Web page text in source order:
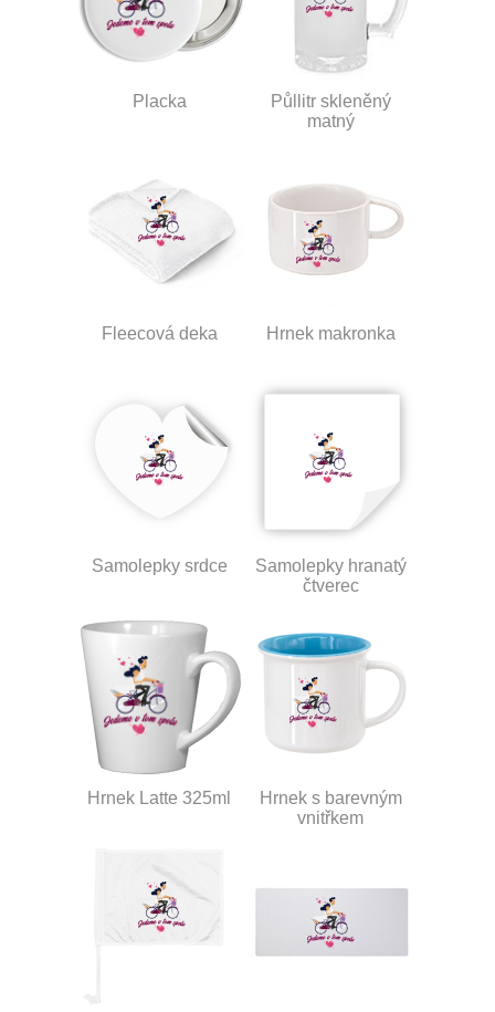
Placka
Půllitr skleněný
matný
Fleecová deka Hrnek makronka
Samolepky srdce
Samolepky hranatý
čtverec
Hrnek Latte 325ml
Hrnek s barevným
vnitřkem